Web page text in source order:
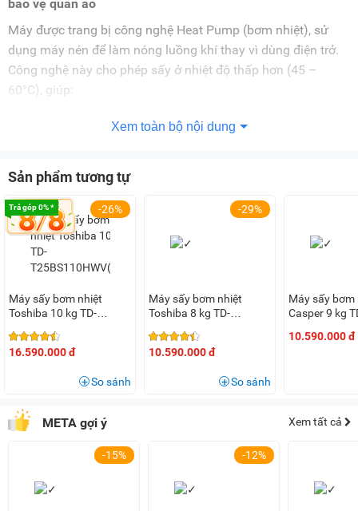
bảo vệ quần áo
Máy được trang bị công nghệ Heat Pump (bơm nhiệt), sử
dụng máy nén để làm nóng luồng khí thay vì dùng điện trở.
Công nghệ này cho phép sấy ở nhiệt độ thấp hơn (45 –
60°C), giúp:
Nhờ cơ chế hoạt động dịu nhẹ, quần áo sau khi sấy không bị
co rút, thích hợp cho cả các loại vải nhạy cảm như len, lụa,
sợi tổng hợp.
Toshiba tích hợp động cơ Origin Inverter giúp máy hoạt động
bền bỉ, tiết kiệm điện và giảm tiếng ồn hiệu quả. Inverter tối
ưu hóa công suất sấy theo từng chu kỳ, từ đó:
Giảm chi phí tiền điện hàng tháng
Đảm bảo vận hành ổn định, êm ái
chung cư hoặc sử dụng máy thường xuyên.
Xem toàn bộ nội dung
Sản phẩm tương tự
Trả góp 0% * -26%
Máy sấy bơm nhiệt
Toshiba 10 kg TD-
16.590.000 đ
So sánh
-29%
Máy sấy bơm nhiệt
Toshiba 8 kg TD-
10.590.000 đ
So sánh
Máy sấy bơm
Casper 9 kg
10.590.000 đ
META gợi ý Xem tất cả
-15% -12%